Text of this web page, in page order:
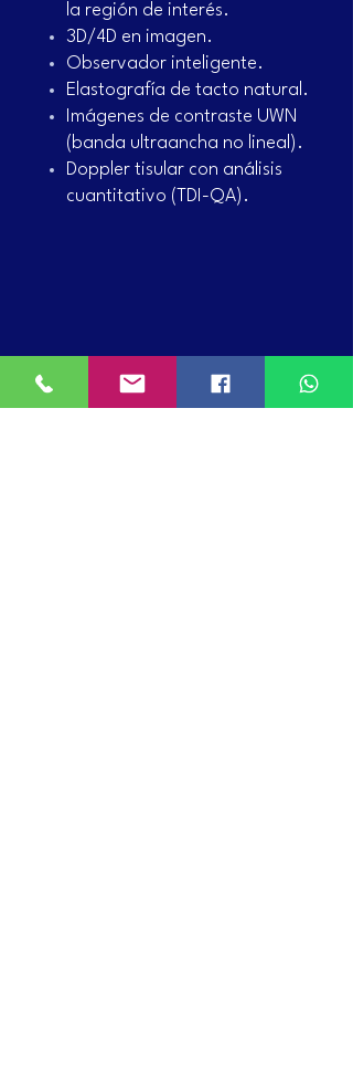
la región de interés.
3D/4D en imagen.
Observador inteligente.
Elastografía de tacto natural.
Imágenes de contraste UWN
(banda ultraancha no lineal).
Doppler tisular con análisis
cuantitativo (TDI-QA).